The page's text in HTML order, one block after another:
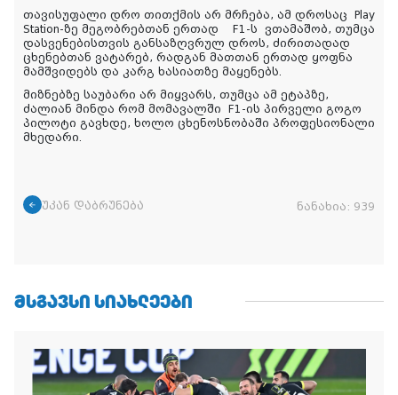
თავისუფალი დრო თითქმის არ მრჩება, ამ დროსაც Play
Station-ზე მეგობრებთან ერთად F1-ს ვთამაშობ, თუმცა
დასვენებისთვის განსაზღვრულ დროს, ძირითადად
ცხენებთან ვატარებ, რადგან მათთან ერთად ყოფნა
მამშვიდებს და კარგ ხასიათზე მაყენებს.
მიზნებზე საუბარი არ მიყვარს, თუმცა ამ ეტაპზე,
ძალიან მინდა რომ მომავალში F1-ის პირველი გოგო
პილოტი გავხდე, ხოლო ცხენოსნობაში პროფესიონალი
მხედარი.
უკან დაბრუნება ნანახია: 939
ᲛᲡᲒᲐᲕᲡᲘ ᲡᲘᲐᲮᲚᲔᲔᲑᲘ